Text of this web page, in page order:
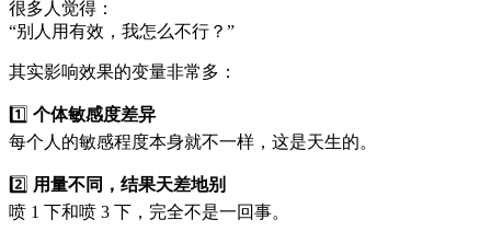
很多人觉得：
“别人用有效，我怎么不行？”
其实影响效果的变量非常多：
1️⃣ 个体敏感度差异
每个人的敏感程度本身就不一样，这是天生的。
2️⃣ 用量不同，结果天差地别
喷 1 下和喷 3 下，完全不是一回事。